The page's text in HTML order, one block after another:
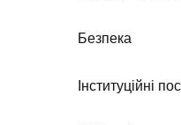
Безпека
Інституційні